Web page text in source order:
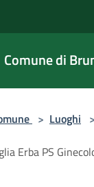
Comune di
> Luoghi >
Erba PS